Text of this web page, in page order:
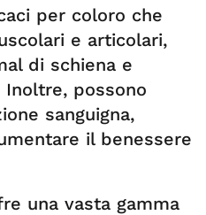
per coloro che
e articolari,
di schiena e
possono
sanguigna,
il benessere
una vasta gamma